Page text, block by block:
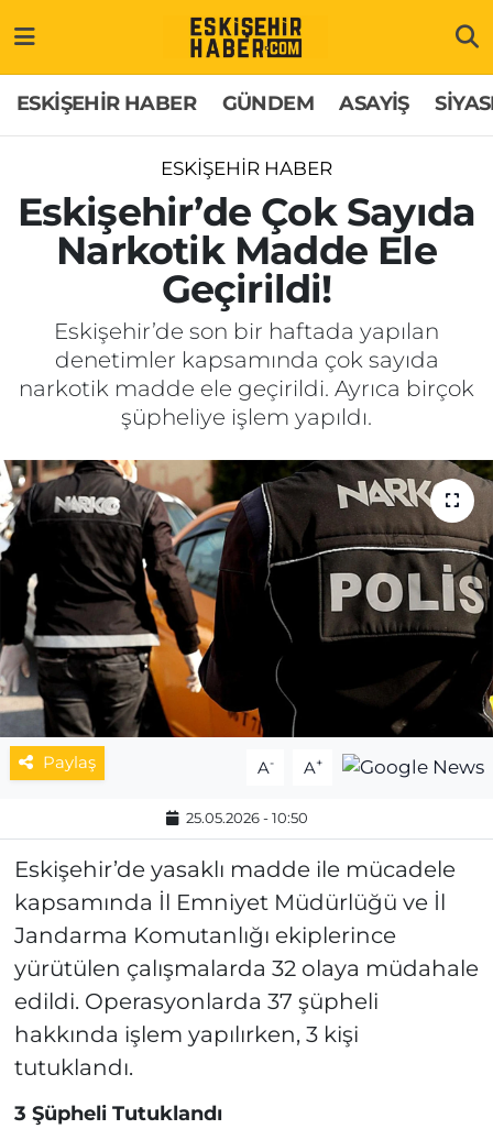
ESKİŞEHİR HABER GÜNDEM ASAYİŞ
ESKİŞEHİR HABER
Eskişehir’de Çok Sayıda
Narkotik Madde Ele
Geçirildi!
Eskişehir’de son bir haftada yapılan
denetimler kapsamında çok sayıda
narkotik madde ele geçirildi. Ayrıca birçok
şüpheliye işlem yapıldı.
Paylaş A- A+
25.05.2026 - 10:50
Eskişehir’de yasaklı madde ile mücadele
kapsamında İl Emniyet Müdürlüğü ve İl
Jandarma Komutanlığı ekiplerince
yürütülen çalışmalarda 32 olaya müdahale
edildi. Operasyonlarda 37 şüpheli
hakkında işlem yapılırken, 3 kişi
tutuklandı.
3 Şüpheli Tutuklandı
GÜNDEM
ASAYİŞ
SİYASET
SAĞLIK
EĞİTİM
SPOR
MAGAZİN
ESKİŞEHİRSPOR
Hakkımızda
İletişim
Künye
Odunpazarı Trafik Yoğunluk Haritası
Süper Lig Puan Durumu ve Fikstür
Tüm Manşetler
Son Dakika Haberleri
Haber Arşivi